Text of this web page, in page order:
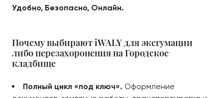
Удобно, Безопасно, Онлайн.
Почему выбирают iWALY для эксгумации
либо перезахоронения на Городское
кладбище
Полный цикл «под ключ». Оформление